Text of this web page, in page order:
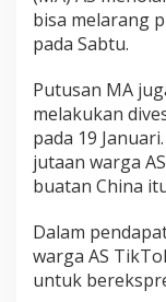
bisa melarang
pada Sabtu.
Putusan MA
melakukan
pada 19
jutaan warga
buatan China
Dalam
warga AS
untuk